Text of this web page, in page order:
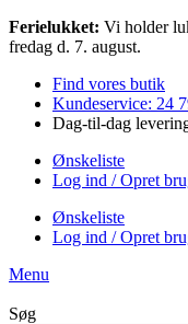
Videre
til
Ferielukket: Vi holder
fredag d. 7. august.
Find vores butik
Kundeservice: 24
Dag-til-dag
Ønskeliste
Log ind / Opret
Ønskeliste
Log ind / Opret
Menu
Søg